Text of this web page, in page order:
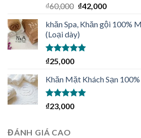
Được xếp
hạng
sao
₫60,000 ₫42,000
khăn Spa, Khăn gội 100%
(Loại dày)
Được xếp
hạng
sao
₫25,000
Khăn Mặt Khách Sạn
Được xếp
hạng
₫23,000
ĐÁNH GIÁ CAO